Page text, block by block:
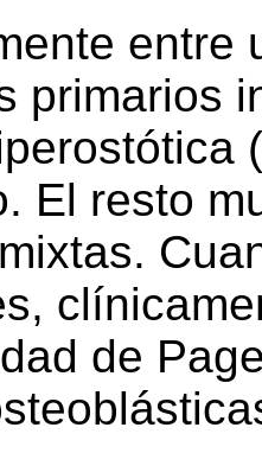
entre
primarios
El resto
de